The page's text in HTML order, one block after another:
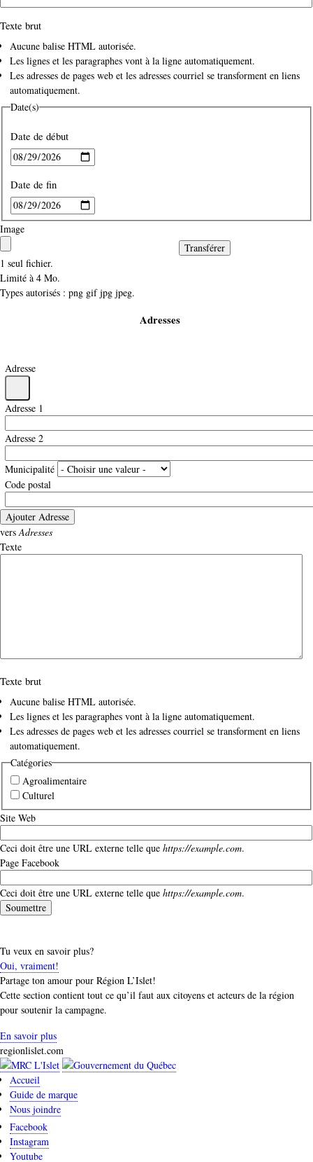
Texte brut
Aucune balise HTML autorisée.
Les lignes et les paragraphes vont à la ligne automatiquement.
Les adresses de pages web et les adresses courriel se transforment en liens
automatiquement.
Date(s)
Date de début
Date
Date de fin
Date
Image
1 seul fichier.
Limité à 4 Mo.
Types autorisés : png gif jpg jpeg.
Adresses
les
actions
Adresse
actions
Adresse 1
Adresse 2
Municipalité
Code postal
versAdresses
Texte
Texte brut
Aucune balise HTML autorisée.
Les lignes et les paragraphes vont à la ligne automatiquement.
Les adresses de pages web et les adresses courriel se transforment en liens
automatiquement.
Catégories
Agroalimentaire
Culturel
Site Web
Ceci doit être une URL externe telle que https://example.com.
Page Facebook
Ceci doit être une URL externe telle que https://example.com.
Vertical
Tu veux en savoir plus?
Oui, vraiment!
Partage ton amour pour Région L’Islet!
Cette section contient tout ce qu’il faut aux citoyens et acteurs de la région
pour soutenir la campagne.
En savoir plus
regionlislet.com
Accueil
Guide de marque
Nous joindre
Facebook
Instagram
Youtube